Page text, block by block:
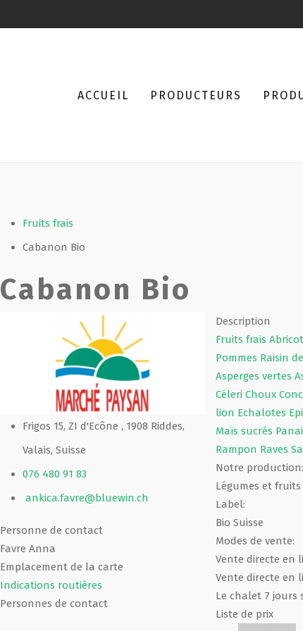
ACCUEIL PRODUCTEURS
Fruits frais
Cabanon Bio
Cabanon Bio
Frigos 15, ZI d'Ecône , 1908 Riddes,
Valais, Suisse
076 480 91 83
ankica.favre@bluewin.ch
Personne de contact
Favre Anna
Emplacement de la carte
Indications routières
Personnes de contact
Description
Fruits frais
Pommes Raisin
Asperges vertes
Céleri Choux
lion Echalotes
Maïs sucrés
Rampon Raves
Notre production:
Légumes et
Label:
Bio Suisse
Modes de vente:
Vente directe en
Vente directe en
Le chalet 7 jours
Liste de prix